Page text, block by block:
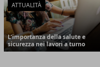
ATTUALITÀ
L'importanza della salute e
sicurezza nei lavori a turno